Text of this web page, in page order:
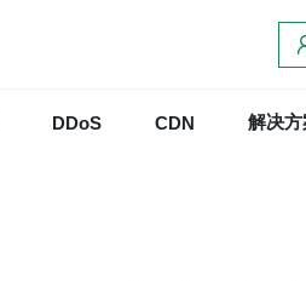
DDoS CDN 解决方